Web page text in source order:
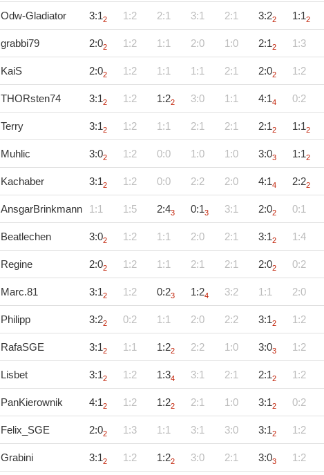
Odw-Gladiator 3:12 1:2 2:1 3:1 2:1 3:22 1:12
grabbi79 2:02 1:2 1:1 2:0 1:0 2:12 1:3
KaiS 2:02 1:2 1:1 1:1 2:1 2:02 1:2
THORsten74 3:12 1:2 1:22 3:0 1:1 4:14 0:2
Terry 3:12 1:2 1:1 2:1 2:1 2:12 1:12
Muhlic 3:02 1:2 0:0 1:0 1:0 3:03 1:12
Kachaber 3:12 1:2 0:0 2:2 2:0 4:14 2:22
AnsgarBrinkmann 1:1 1:5 2:43 0:13 3:1 2:02 0:1
Beatlechen 3:02 1:2 1:1 2:0 2:1 3:12 1:4
Regine 2:02 1:2 1:1 2:1 2:1 2:02 0:2
Marc.81 3:12 1:2 0:23 1:24 3:2 1:1 2:0
Philipp 3:22 0:2 1:1 2:0 2:2 3:12 1:2
RafaSGE 3:12 1:1 1:22 2:2 1:0 3:03 1:2
Lisbet 3:12 1:2 1:34 3:1 2:1 2:12 1:2
PanKierownik 4:12 1:2 1:22 2:1 1:0 3:12 0:2
Felix_SGE 2:02 1:3 1:1 3:1 3:0 3:12 1:2
Grabini 3:12 1:2 1:22 3:0 2:1 3:03 1:2